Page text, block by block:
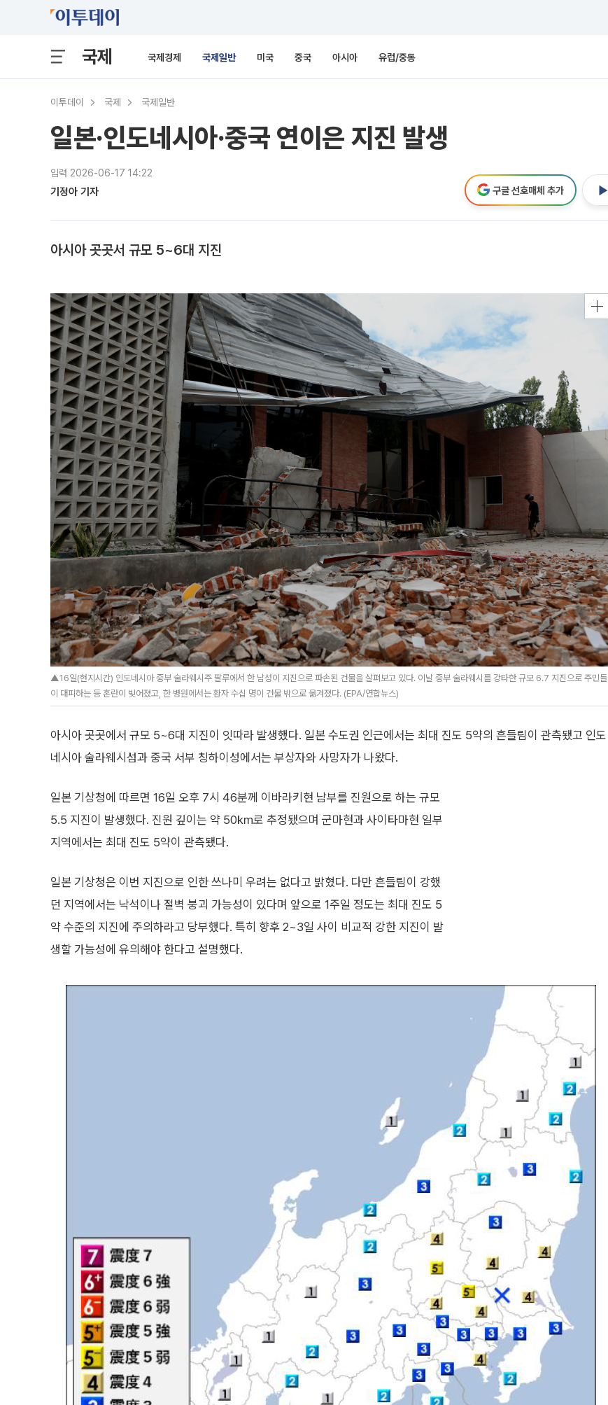
국제 국제경제 국제일반 미국 중국 아시아 유럽/중동
이투데이 국제 국제일반
일본·인도네시아·중국 연이은 지진 발생
입력 2026-06-17 14:22
기정아 기자 구글 선호매체 추가
아시아 곳곳서 규모 5~6대 지진
▲16일(현지시간) 인도네시아 중부 술라웨시주 팔루에서 한 남성이 지진으로 파손된 건물을 살펴보고 있다. 이날 중부 술라웨시를 강타한 규모 6.7 지진으로 주민들
이 대피하는 등 혼란이 빚어졌고, 한 병원에서는 환자 수십 명이 건물 밖으로 옮겨졌다. (EPA/연합뉴스)
아시아 곳곳에서 규모 5~6대 지진이 잇따라 발생했다. 일본 수도권 인근에서는 최대 진도 5약의 흔들림이 관측됐고 인도
네시아 술라웨시섬과 중국 서부 칭하이성에서는 부상자와 사망자가 나왔다.
일본 기상청에 따르면 16일 오후 7시 46분께 이바라키현 남부를 진원으로 하는 규모
5.5 지진이 발생했다. 진원 깊이는 약 50㎞로 추정됐으며 군마현과 사이타마현 일부
지역에서는 최대 진도 5약이 관측됐다.
일본 기상청은 이번 지진으로 인한 쓰나미 우려는 없다고 밝혔다. 다만 흔들림이 강했
던 지역에서는 낙석이나 절벽 붕괴 가능성이 있다며 앞으로 1주일 정도는 최대 진도 5
약 수준의 지진에 주의하라고 당부했다. 특히 향후 2~3일 사이 비교적 강한 지진이 발
생할 가능성에 유의해야 한다고 설명했다.